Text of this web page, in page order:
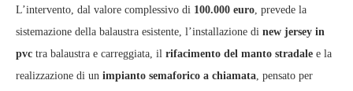
L’intervento, dal valore complessivo di 100.000 euro, prevede la
sistemazione della balaustra esistente, l’installazione di new jersey in
pvc tra balaustra e carreggiata, il rifacimento del manto stradale e la
realizzazione di un impianto semaforico a chiamata, pensato per